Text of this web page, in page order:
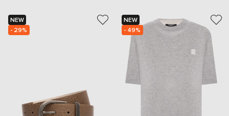
NEW
- 29%
NEW
- 49%